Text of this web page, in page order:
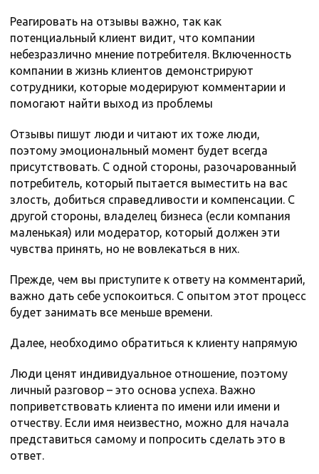
Реагировать на отзывы важно, так как
потенциальный клиент видит, что компании
небезразлично мнение потребителя. Включенность
компании в жизнь клиентов демонстрируют
сотрудники, которые модерируют комментарии и
помогают найти выход из проблемы
Отзывы пишут люди и читают их тоже люди,
поэтому эмоциональный момент будет всегда
присутствовать. С одной стороны, разочарованный
потребитель, который пытается выместить на вас
злость, добиться справедливости и компенсации. С
другой стороны, владелец бизнеса (если компания
маленькая) или модератор, который должен эти
чувства принять, но не вовлекаться в них.
Прежде, чем вы приступите к ответу на комментарий,
важно дать себе успокоиться. С опытом этот процесс
будет занимать все меньше времени.
Далее, необходимо обратиться к клиенту напрямую
Люди ценят индивидуальное отношение, поэтому
личный разговор – это основа успеха. Важно
поприветствовать клиента по имени или имени и
отчеству. Если имя неизвестно, можно для начала
представиться самому и попросить сделать это в
ответ.